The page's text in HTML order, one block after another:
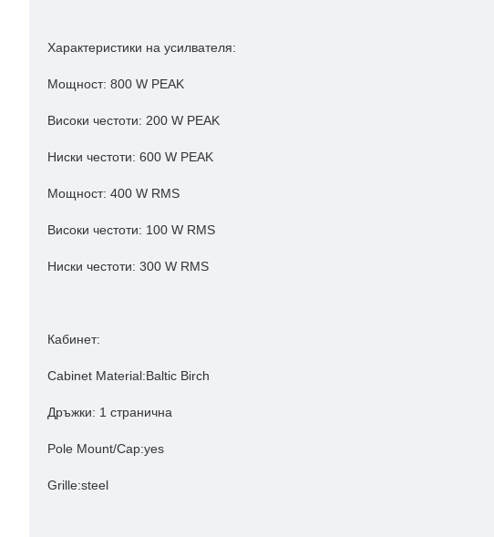
Характеристики на усилвателя:
Мощност: 800 W PEAK
Високи честоти: 200 W PEAK
Ниски честоти: 600 W PEAK
Мощност: 400 W RMS
Високи честоти: 100 W RMS
Ниски честоти: 300 W RMS
Кабинет:
Cabinet Material:Baltic Birch
Дръжки: 1 странична
Pole Mount/Cap:yes
Grille:steel